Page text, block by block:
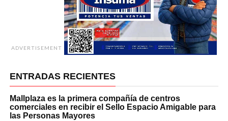
ADVERTISEMENT
ENTRADAS RECIENTES
Mallplaza es la primera compañía de centros
comerciales en recibir el Sello Espacio Amigable para
las Personas Mayores